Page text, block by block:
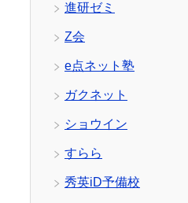
進研ゼミ
Z会
e点ネット塾
ガクネット
ショウイン
すらら
秀英iD予備校